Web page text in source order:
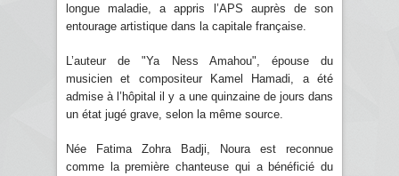
longue maladie, a appris l’APS auprès de son
entourage artistique dans la capitale française.
L’auteur de "Ya Ness Amahou", épouse du
musicien et compositeur Kamel Hamadi, a été
admise à l’hôpital il y a une quinzaine de jours dans
un état jugé grave, selon la même source.
Née Fatima Zohra Badji, Noura est reconnue
comme la première chanteuse qui a bénéficié du